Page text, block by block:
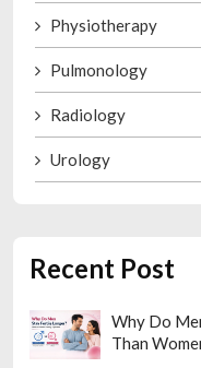
Physiotherapy
Pulmonology
Radiology
Urology
Recent Post
Why Do
Than